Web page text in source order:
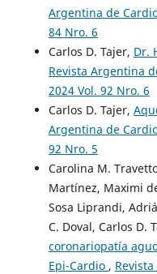
Argentina de
84 Nro. 6
Carlos D. Tajer, Dr.
Revista Argentina
2024 Vol. 92 Nro. 6
Carlos D. Tajer,
Argentina de
92 Nro. 5
Carolina M.
Martínez, Maximi
Sosa Liprandi,
C. Doval, Carlos D.
coronariopatía
Epi-Cardio ,